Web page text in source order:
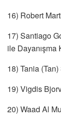
16) Robert
17) Santiago
ile Dayanışma
18) Tania
19) Vigdis
20) Waad Al